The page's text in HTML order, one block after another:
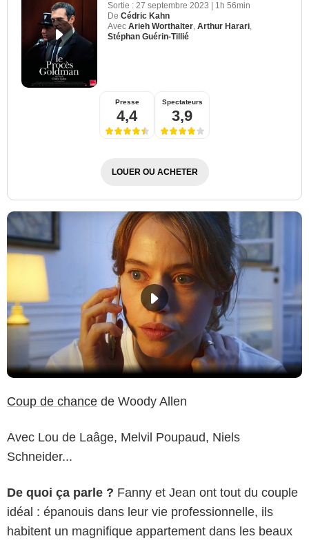
Sortie : 27 septembre 2023
1h 56min
De Cédric Kahn
Avec Arieh Worthalter, Arthur Harari,
Stéphan Guérin-Tillié
Presse
4,4
Spectateurs
3,9
LOUER OU ACHETER
Coup de chance de Woody Allen
Avec Lou de Laâge, Melvil Poupaud, Niels
Schneider...
De quoi ça parle ? Fanny et Jean ont tout du couple
idéal : épanouis dans leur vie professionnelle, ils
habitent un magnifique appartement dans les beaux